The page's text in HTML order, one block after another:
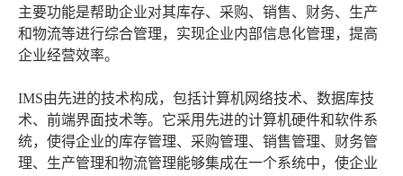
主要功能是帮助企业对其库存、采购、销售、财务、生产
和物流等进行综合管理，实现企业内部信息化管理，提高
企业经营效率。
IMS由先进的技术构成，包括计算机网络技术、数据库技
术、前端界面技术等。它采用先进的计算机硬件和软件系
统，使得企业的库存管理、采购管理、销售管理、财务管
理、生产管理和物流管理能够集成在一个系统中，使企业